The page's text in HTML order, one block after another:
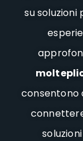
su
consentono